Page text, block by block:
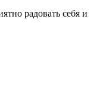
радовать себя и